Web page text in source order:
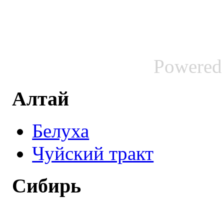
Алтай
Белуха
Чуйский тракт
Сибирь